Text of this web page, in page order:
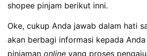
shopee pinjam berikut inni.
Oke, cukup Anda jawab dalam hati
akan berbagi informasi kepada
pinjaman online yang proses